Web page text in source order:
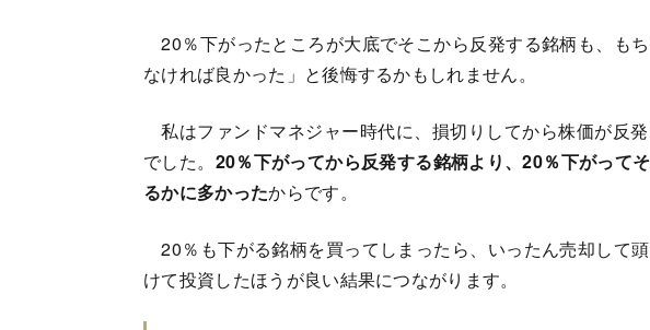
20％下がったところが大底でそこから反発する銘柄も、も
なければ良かった」と後悔するかもしれません。
私はファンドマネジャー時代に、損切りしてから株価が反
でした。 20％下がってから反発する銘柄より、20％下がって
るかに多かったからです。
20％も下がる銘柄を買ってしまったら、いったん売却して
けて投資したほうが良い結果につながります。